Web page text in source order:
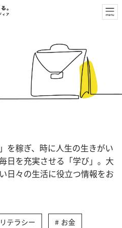
を稼ぎ、時に人生の生きがい
日を充実させる「学び」。大
日々の生活に役立つ情報をお
テラシー お金